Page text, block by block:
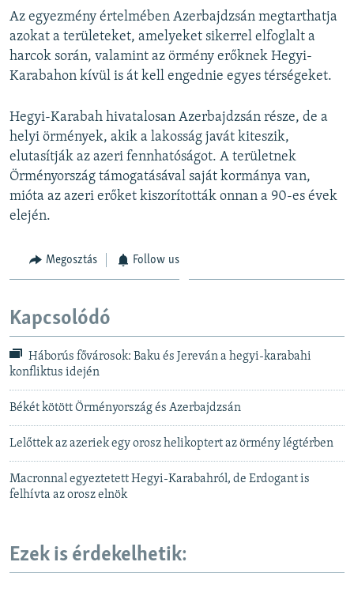
Az egyezmény értelmében Azerbajdzsán megtarthatja
azokat a területeket, amelyeket sikerrel elfoglalt a
harcok során, valamint az örmény erőknek Hegyi-
Karabahon kívül is át kell engednie egyes térségeket.
Hegyi-Karabah hivatalosan Azerbajdzsán része, de a
helyi örmények, akik a lakosság javát kiteszik,
elutasítják az azeri fennhatóságot. A területnek
Örményország támogatásával saját kormánya van,
mióta az azeri erőket kiszorították onnan a 90-es évek
elején.
Megosztás Follow us
Kapcsolódó
Háborús fővárosok: Baku és Jereván a hegyi-karabahi
konfliktus idején
Békét kötött Örményország és Azerbajdzsán
Lelőttek az azeriek egy orosz helikoptert az örmény légtérben
Macronnal egyeztetett Hegyi-Karabahról, de Erdogant is
felhívta az orosz elnök
Ezek is érdekelhetik: